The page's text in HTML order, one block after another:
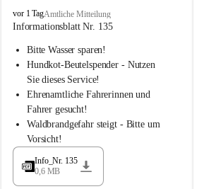
B
u
h
a
d
l
vor 1 TagAmtliche Mitteilung
Informationsblatt Nr. 135
Bitte Wasser sparen!
Hundkot-Beutelspender - Nutzen
Sie dieses Service!
Ehrenamtliche Fahrerinnen und
Fahrer gesucht!
Waldbrandgefahr steigt - Bitte um
Vorsicht!
Info_Nr. 135
0,6 MB